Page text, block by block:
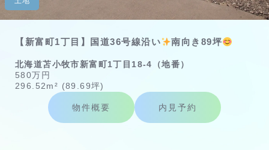
【新富町1丁目】国道36号線沿い 南向き89坪
北海道苫小牧市新富町1丁目18-4（地番）
580万円
296.52m² (89.69坪)
物件概要 内見予約